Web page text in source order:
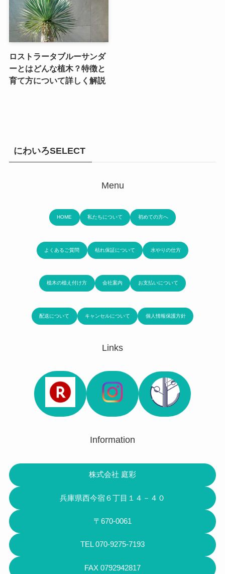
ロストラータブルーサンダ
ーとはどんな植木？特徴と
育て方について詳しく解説
にわいろSELECT
Menu
HOME 私たちについて 初めての方へ
よくあるご質問 枯れ保証について 水やりの仕方
植木の植え付け方 会社案内 お支払いについて
配送について キャンセルについて 個人情報保護方針
Links
Information
株式会社 庭彩
兵庫県西今宿６丁目１４－４０
〒670-0061
TEL 070-9275-7193
FAX 0792942817